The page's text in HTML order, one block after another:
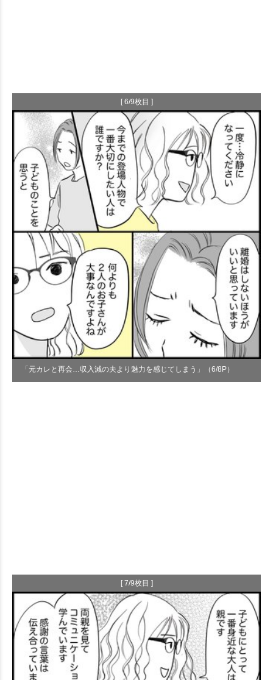
[ 6/9枚目 ]
「元カレと再会…収入減の夫より魅力を感じてしまう」（6/8P）
[ 7/9枚目 ]